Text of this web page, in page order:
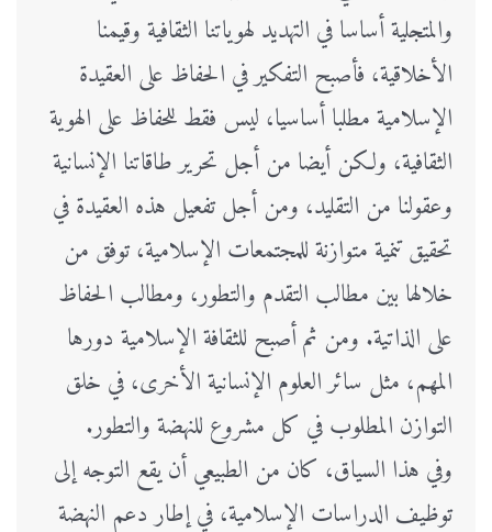
والمتجلية أساسا في التهديد لهوياتنا الثقافية وقيمنا
الأخلاقية، فأصبح التفكير في الحفاظ على العقيدة
الإسلامية مطلبا أساسيا، ليس فقط للحفاظ على الهوية
الثقافية، ولكن أيضا من أجل تحرير طاقاتنا الإنسانية
وعقولنا من التقليد، ومن أجل تفعيل هذه العقيدة في
تحقيق تنمية متوازنة للمجتمعات الإسلامية، توفق من
خلالها بين مطالب التقدم والتطور، ومطالب الحفاظ
على الذاتية. ومن ثم أصبح للثقافة الإسلامية دورها
المهم، مثل سائر العلوم الإنسانية الأخرى، في خلق
التوازن المطلوب في كل مشروع للنهضة والتطور.
وفي هذا السياق، كان من الطبيعي أن يقع التوجه إلى
توظيف الدراسات الإسلامية، في إطار دعم النهضة